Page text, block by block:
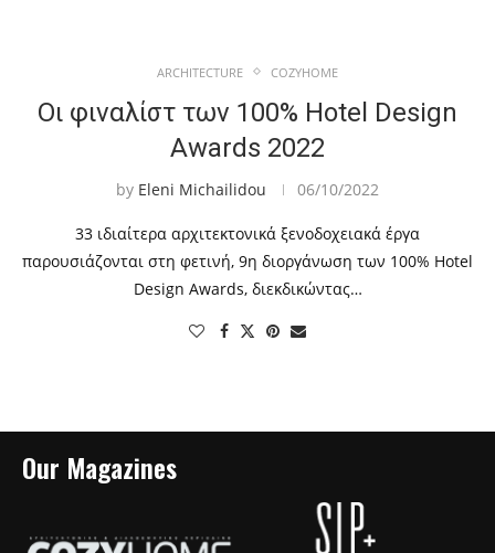
ARCHITECTURE COZYHOME
Οι φιναλίστ των 100% Hotel Design
Awards 2022
by Eleni Michailidou 06/10/2022
33 ιδιαίτερα αρχιτεκτονικά ξενοδοχειακά έργα
παρουσιάζονται στη φετινή, 9η διοργάνωση των 100% Hotel
Design Awards, διεκδικώντας…
Our Magazines